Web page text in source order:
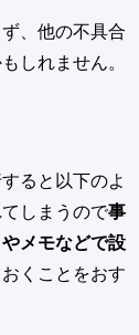
、他の不具合
しれません。
ると以下のよ
しまうので事
メモなどで設
くことをおす